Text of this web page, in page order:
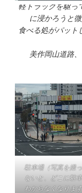
軽トラックを駆
に浸かろうと
食べる処がパット
美作岡山道路、
駐車場（写真を撮
ないと、どこに駐
わからなくなります